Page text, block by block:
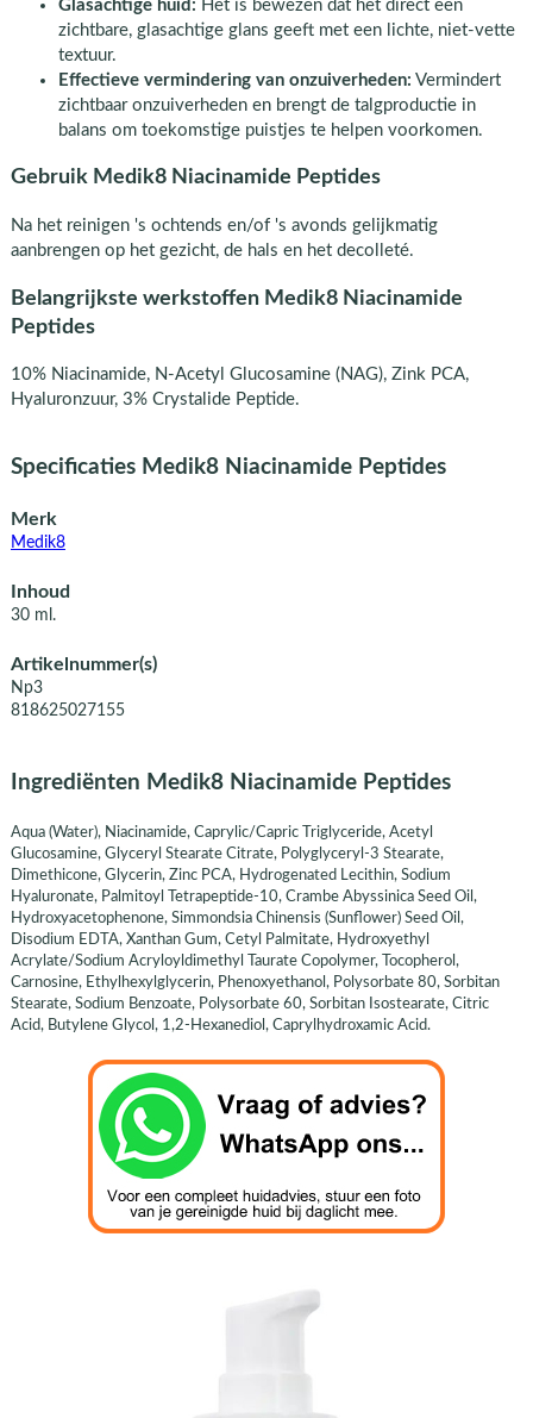
Glasachtige huid: Het is bewezen dat het direct een
zichtbare, glasachtige glans geeft met een lichte, niet-vette
textuur.
Effectieve vermindering van onzuiverheden: Vermindert
zichtbaar onzuiverheden en brengt de talgproductie in
balans om toekomstige puistjes te helpen voorkomen.
Gebruik Medik8 Niacinamide Peptides
Na het reinigen 's ochtends en/of 's avonds gelijkmatig
aanbrengen op het gezicht, de hals en het decolleté.
Belangrijkste werkstoffen Medik8 Niacinamide
Peptides
10% Niacinamide, N-Acetyl Glucosamine (NAG), Zink PCA,
Hyaluronzuur, 3% Crystalide Peptide.
Specificaties Medik8 Niacinamide Peptides
Merk
Medik8
Inhoud
30 ml.
Artikelnummer(s)
Np3
818625027155
Ingrediënten Medik8 Niacinamide Peptides
Aqua (Water), Niacinamide, Caprylic/Capric Triglyceride, Acetyl
Glucosamine, Glyceryl Stearate Citrate, Polyglyceryl-3 Stearate,
Dimethicone, Glycerin, Zinc PCA, Hydrogenated Lecithin, Sodium
Hyaluronate, Palmitoyl Tetrapeptide-10, Crambe Abyssinica Seed Oil,
Hydroxyacetophenone, Simmondsia Chinensis (Sunflower) Seed Oil,
Disodium EDTA, Xanthan Gum, Cetyl Palmitate, Hydroxyethyl
Acrylate/Sodium Acryloyldimethyl Taurate Copolymer, Tocopherol,
Carnosine, Ethylhexylglycerin, Phenoxyethanol, Polysorbate 80, Sorbitan
Stearate, Sodium Benzoate, Polysorbate 60, Sorbitan Isostearate, Citric
Acid, Butylene Glycol, 1,2-Hexanediol, Caprylhydroxamic Acid.